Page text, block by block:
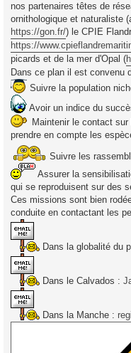
nos partenaires têtes de
ornithologique et naturaliste
https://gon.fr/) le CPIE
https://
picards et de la mer d'Opal (
Dans ce plan il est convenu
Suivre la population
Avoir un indice du
Maintenir le contact
prendre en compte les
Suivre les
Assurer la
qui se reproduisent sur des
Ces missions sont bien
conduite en contactant les
Dans la globalité du
Dans le Calvados :
Dans la Manche :